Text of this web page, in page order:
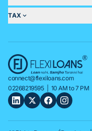
TAX
connect@flexiloans.com
02268219595| 10 AM to 7 PM